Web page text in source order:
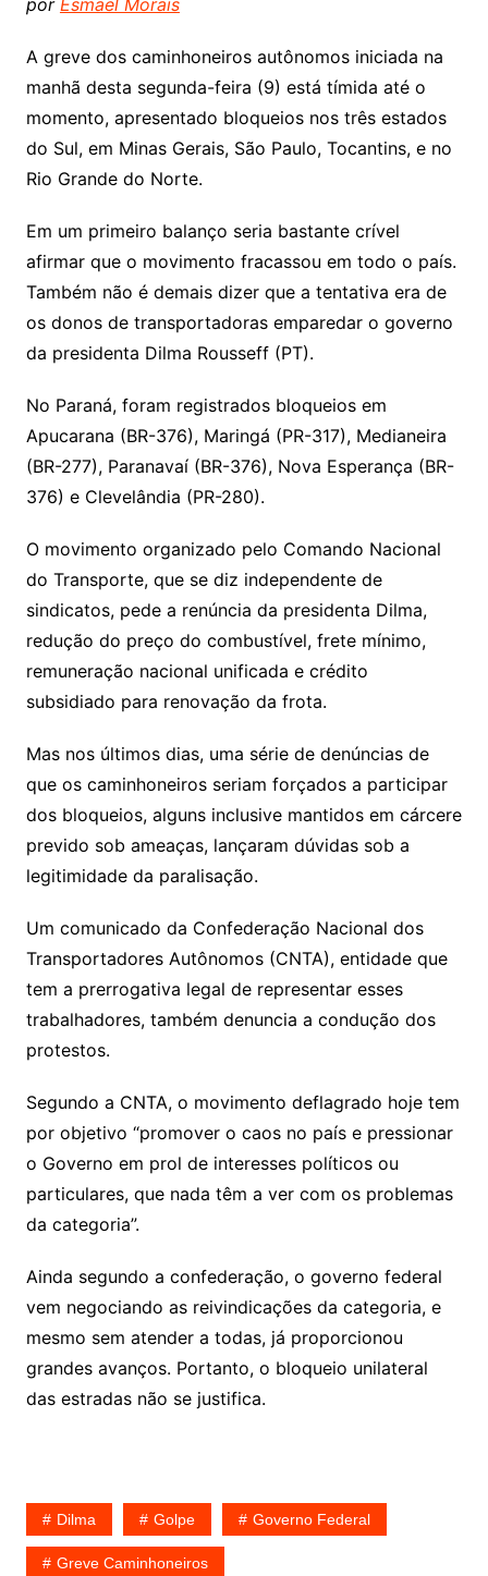
por Esmael Morais
A greve dos caminhoneiros autônomos iniciada na
manhã desta segunda-feira (9) está tímida até o
momento, apresentado bloqueios nos três estados
do Sul, em Minas Gerais, São Paulo, Tocantins, e no
Rio Grande do Norte.
Em um primeiro balanço seria bastante crível
afirmar que o movimento fracassou em todo o país.
Também não é demais dizer que a tentativa era de
os donos de transportadoras emparedar o governo
da presidenta Dilma Rousseff (PT).
No Paraná, foram registrados bloqueios em
Apucarana (BR-376), Maringá (PR-317), Medianeira
(BR-277), Paranavaí (BR-376), Nova Esperança (BR-
376) e Clevelândia (PR-280).
O movimento organizado pelo Comando Nacional
do Transporte, que se diz independente de
sindicatos, pede a renúncia da presidenta Dilma,
redução do preço do combustível, frete mínimo,
remuneração nacional unificada e crédito
subsidiado para renovação da frota.
Mas nos últimos dias, uma série de denúncias de
que os caminhoneiros seriam forçados a participar
dos bloqueios, alguns inclusive mantidos em cárcere
prevido sob ameaças, lançaram dúvidas sob a
legitimidade da paralisação.
Um comunicado da Confederação Nacional dos
Transportadores Autônomos (CNTA), entidade que
tem a prerrogativa legal de representar esses
trabalhadores, também denuncia a condução dos
protestos.
Segundo a CNTA, o movimento deflagrado hoje tem
por objetivo “promover o caos no país e pressionar
o Governo em prol de interesses políticos ou
particulares, que nada têm a ver com os problemas
da categoria”.
Ainda segundo a confederação, o governo federal
vem negociando as reivindicações da categoria, e
mesmo sem atender a todas, já proporcionou
grandes avanços. Portanto, o bloqueio unilateral
das estradas não se justifica.
Dilma Golpe Governo Federal
Greve Caminhoneiros